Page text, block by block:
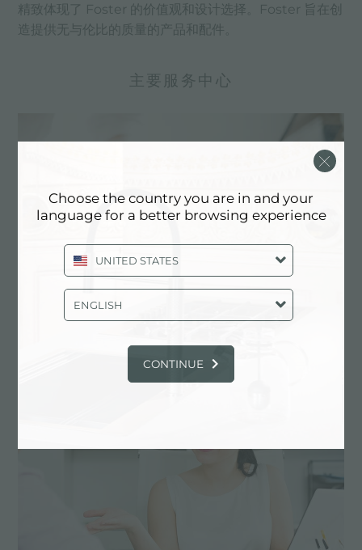
精致体现了 Foster 的价值观和设计选择。Foster 旨在创
造提供无与伦比的质量的产品和配件。
主要服务中心
定制化设计
实现定制化是Foster产品的独特元素。
Choose the country you are in and your
language for a better browsing experience
UNITED STATES
ENGLISH
CONTINUE